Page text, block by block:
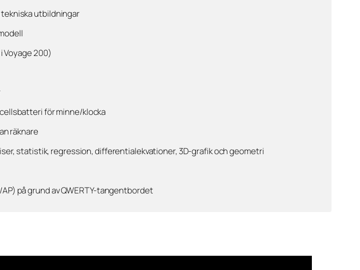
utbildningar
Voyage 200)
för minne/klocka
räknare
statistik, regression, differentialekvationer, 3D-grafik och geometri
på grund av QWERTY-tangentbordet